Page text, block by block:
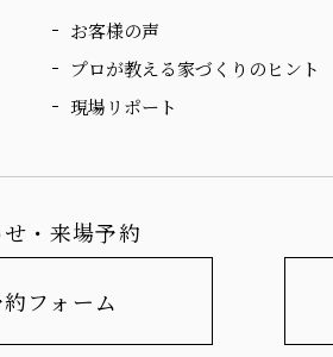
お客様の声
プロが教える家づくりのヒント
現場リポート
・来場予約
フォーム